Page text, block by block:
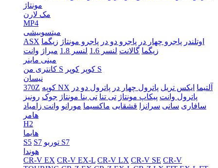
مونتاژ
مک لارن
MP4
میتسوبیشی
ASX
اوتلندر پاجرو چهار در پاجرو دو در پاجرو مونتاژ زیگما
زیگما گالانت لنسر 1.6 لنسر 1.8 میراژ وانت
مینی ماینر
کانتری من S
کوپر کوپر S
نیسان
370Z
کوپه NX آلتیما ایکس تریل پاترول چهار در پاترول دو در
پاترول وانت پیکاپ مونتاژ تی تنا تی ینا مونتاژ جوک رونیز
سافاری سانی سرانزا قشقایی ماکسیما مورانو وانت زامیاد
هامر
H2
هایما
S5 S7
توربو S7
هوندا
CR-V EX CR-V EX-L CR-V LX CR-V SE CR-V